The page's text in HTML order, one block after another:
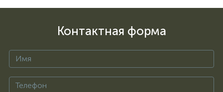
Контактная форма